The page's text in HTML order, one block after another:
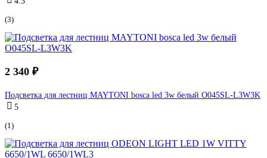
(3)
2 340 ₽
Подсветка для лестниц MAYTONI bosca led 3w белый O045SL-L3W3K
5
(1)